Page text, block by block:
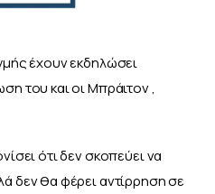
έχουν εκδηλώσει
του και οι Μπράιτον ,
ότι δεν σκοπεύει να
δεν θα φέρει αντίρρηση σε